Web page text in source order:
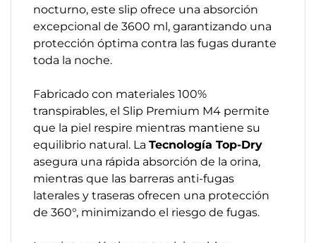
nocturno, este slip ofrece una absorción
excepcional de 3600 ml, garantizando una
protección óptima contra las fugas durante
toda la noche.
Fabricado con materiales 100%
transpirables, el Slip Premium M4 permite
que la piel respire mientras mantiene su
equilibrio natural. La Tecnología Top-Dry
asegura una rápida absorción de la orina,
mientras que las barreras anti-fugas
laterales y traseras ofrecen una protección
de 360°, minimizando el riesgo de fugas.